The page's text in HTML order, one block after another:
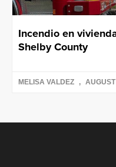
Incendio en
Shelby County
MELISA VALDEZ